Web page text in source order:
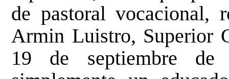
de pastoral vocacional,
Armin Luistro, Superior
19 de septiembre